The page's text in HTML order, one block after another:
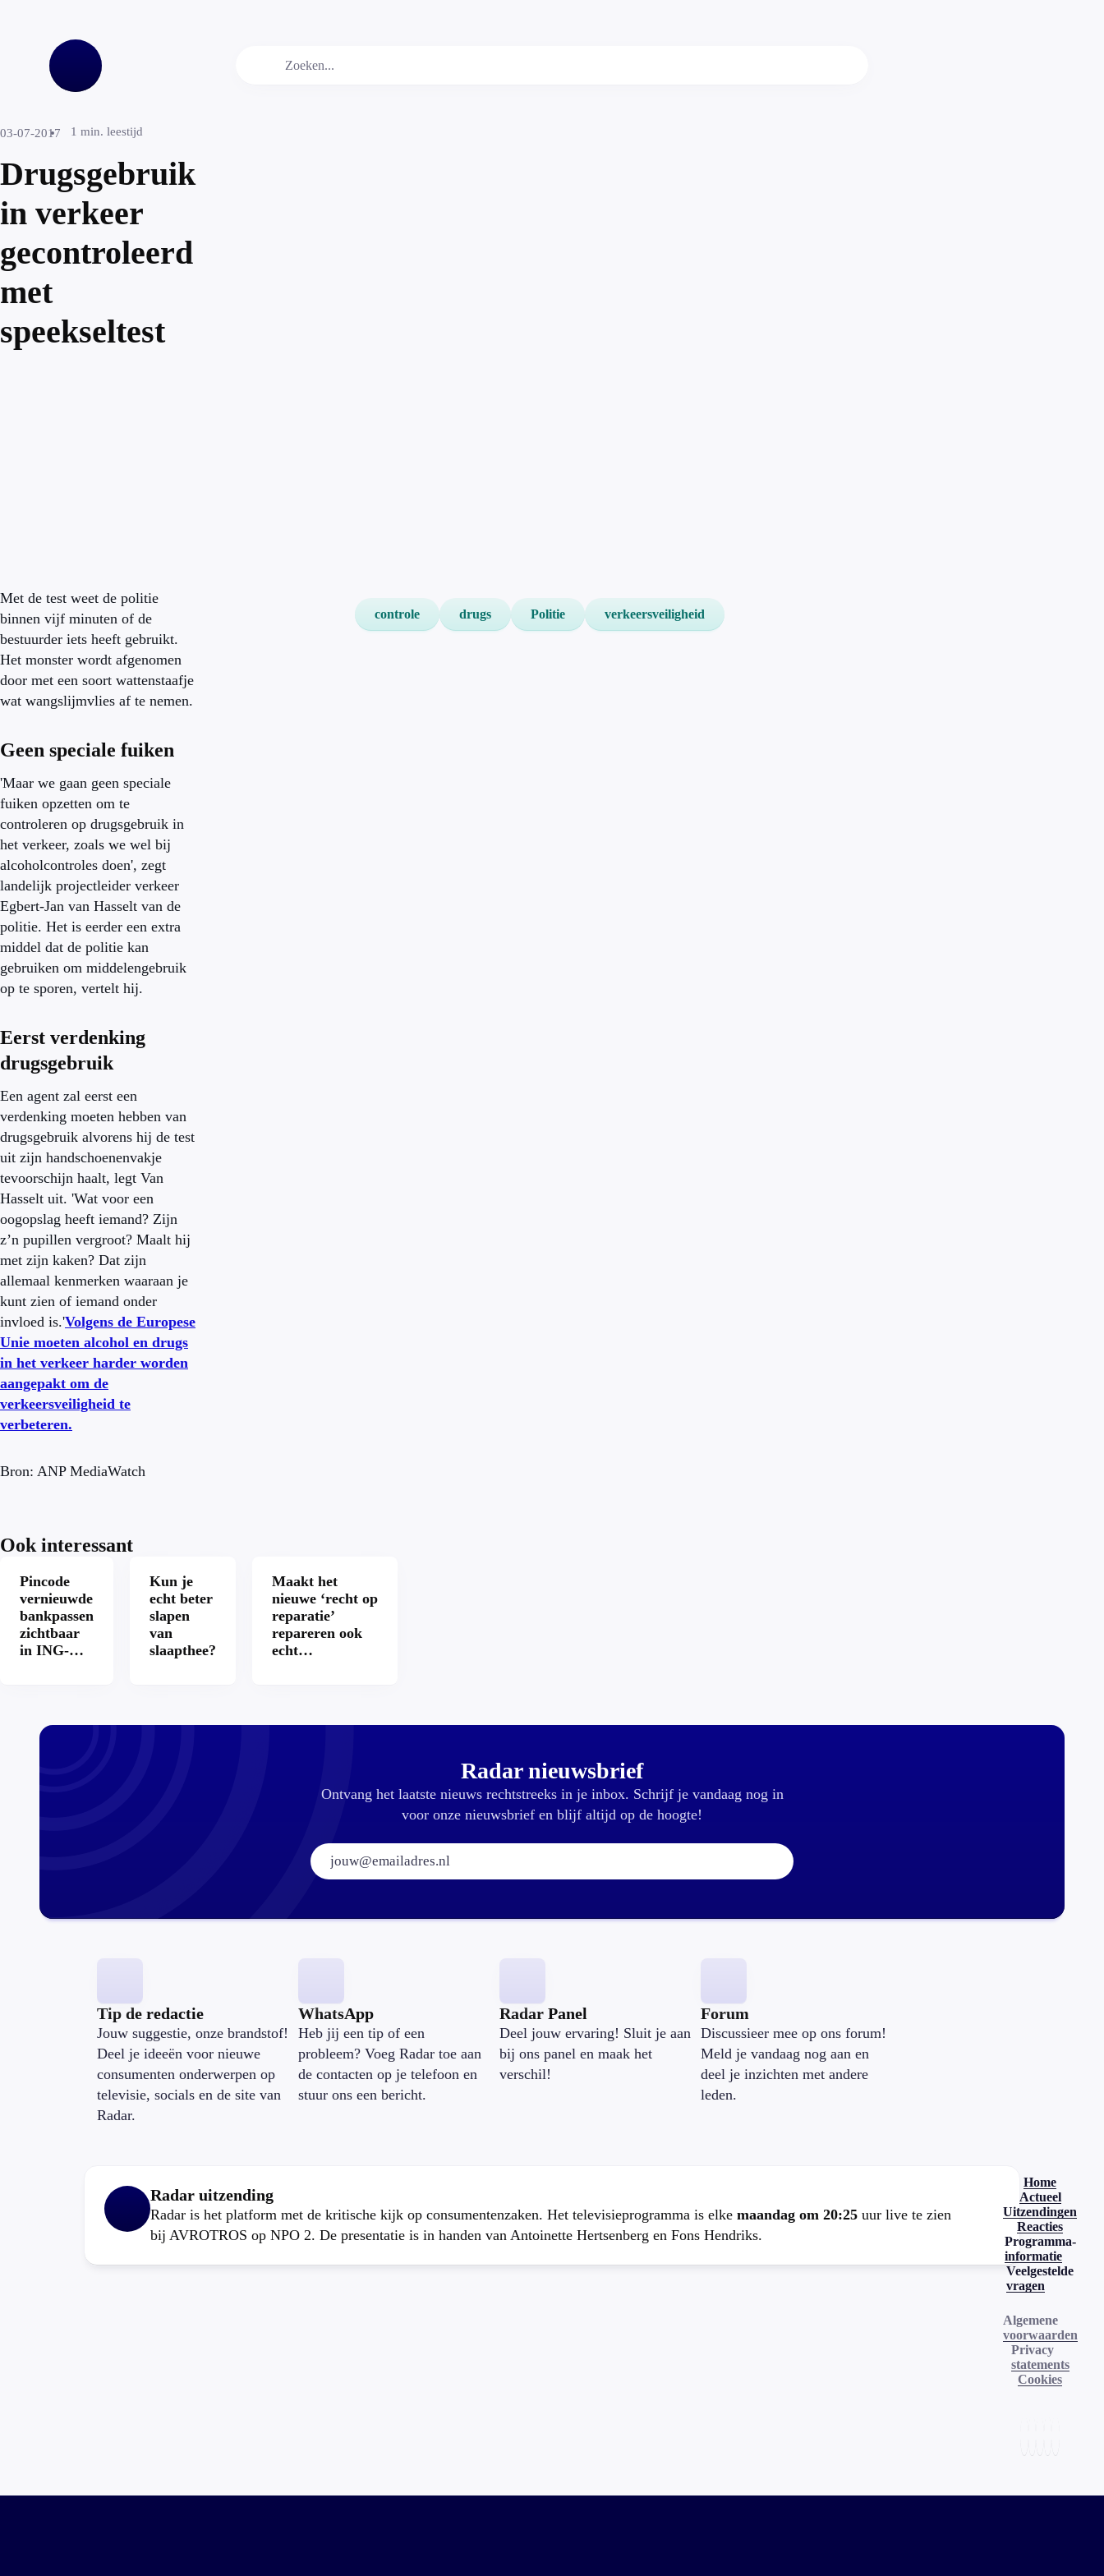
03-07-2017 1 min. leestijd
Drugsgebruik
in verkeer
gecontroleerd
met
speekseltest
Met de test weet de politie
binnen vijf minuten of de
bestuurder iets heeft gebruikt.
Het monster wordt afgenomen
door met een soort wattenstaafje
wat wangslijmvlies af te nemen.
Geen speciale fuiken
'Maar we gaan geen speciale
fuiken opzetten om te
controleren op drugsgebruik in
het verkeer, zoals we wel bij
alcoholcontroles doen', zegt
landelijk projectleider verkeer
Egbert-Jan van Hasselt van de
politie. Het is eerder een extra
middel dat de politie kan
gebruiken om middelengebruik
op te sporen, vertelt hij.
Eerst verdenking
drugsgebruik
Een agent zal eerst een
verdenking moeten hebben van
drugsgebruik alvorens hij de test
uit zijn handschoenenvakje
tevoorschijn haalt, legt Van
Hasselt uit. 'Wat voor een
oogopslag heeft iemand? Zijn
z’n pupillen vergroot? Maalt hij
met zijn kaken? Dat zijn
allemaal kenmerken waaraan je
kunt zien of iemand onder
invloed is.'Volgens de Europese
Unie moeten alcohol en drugs
in het verkeer harder worden
aangepakt om de
verkeersveiligheid te
verbeteren.
Bron: ANP MediaWatch
controle drugs Politie verkeersveiligheid
Ook interessant
Pincode
vernieuwde
bankpassen
zichtbaar
in ING-
Kun je
echt beter
slapen
van
slaapthee?
Maakt het
nieuwe ‘recht op
reparatie’
repareren ook
echt
Radar nieuwsbrief
Ontvang het laatste nieuws rechtstreeks in je inbox. Schrijf je vandaag nog in
voor onze nieuwsbrief en blijf altijd op de hoogte!
E-mailadres:
Tip de redactie
Jouw suggestie, onze brandstof!
Deel je ideeën voor nieuwe
consumenten onderwerpen op
televisie, socials en de site van
Radar.
WhatsApp
Heb jij een tip of een
probleem? Voeg Radar toe aan
de contacten op je telefoon en
stuur ons een bericht.
Radar Panel
Deel jouw ervaring! Sluit je aan
bij ons panel en maak het
verschil!
Forum
Discussieer mee op ons forum!
Meld je vandaag nog aan en
deel je inzichten met andere
leden.
Radar uitzending
Radar is het platform met de kritische kijk op consumentenzaken. Het televisieprogramma is elke maandag om 20:25 uur live te zien
bij AVROTROS op NPO 2. De presentatie is in handen van Antoinette Hertsenberg en Fons Hendriks.
Home
Actueel
Uitzendingen
Reacties
Programma-
informatie
Veelgestelde
vragen
Algemene
voorwaarden
Privacy
statements
Cookies